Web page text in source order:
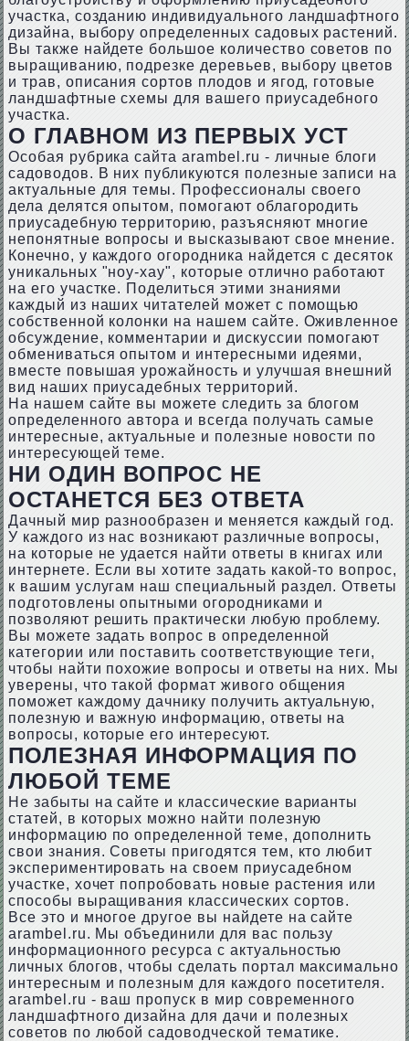
участка, созданию индивидуального ландшафтного
дизайна, выбору определенных садовых растений.
Вы также найдете большое количество советов по
выращиванию, подрезке деревьев, выбору цветов
и трав, описания сортов плодов и ягод, готовые
ландшафтные схемы для вашего приусадебного
участка.
О ГЛАВНОМ ИЗ ПЕРВЫХ УСТ
Особая рубрика сайта arambel.ru - личные блоги
садоводов. В них публикуются полезные записи на
актуальные для темы. Профессионалы своего
дела делятся опытом, помогают облагородить
приусадебную территорию, разъясняют многие
непонятные вопросы и высказывают свое мнение.
Конечно, у каждого огородника найдется с десяток
уникальных "ноу-хау", которые отлично работают
на его участке. Поделиться этими знаниями
каждый из наших читателей может с помощью
собственной колонки на нашем сайте. Оживленное
обсуждение, комментарии и дискуссии помогают
обмениваться опытом и интересными идеями,
вместе повышая урожайность и улучшая внешний
вид наших приусадебных территорий.
На нашем сайте вы можете следить за блогом
определенного автора и всегда получать самые
интересные, актуальные и полезные новости по
интересующей теме.
НИ ОДИН ВОПРОС НЕ
ОСТАНЕТСЯ БЕЗ ОТВЕТА
Дачный мир разнообразен и меняется каждый год.
У каждого из нас возникают различные вопросы,
на которые не удается найти ответы в книгах или
интернете. Если вы хотите задать какой-то вопрос,
к вашим услугам наш специальный раздел. Ответы
подготовлены опытными огородниками и
позволяют решить практически любую проблему.
Вы можете задать вопрос в определенной
категории или поставить соответствующие теги,
чтобы найти похожие вопросы и ответы на них. Мы
уверены, что такой формат живого общения
поможет каждому дачнику получить актуальную,
полезную и важную информацию, ответы на
вопросы, которые его интересуют.
ПОЛЕЗНАЯ ИНФОРМАЦИЯ ПО
ЛЮБОЙ ТЕМЕ
Не забыты на сайте и классические варианты
статей, в которых можно найти полезную
информацию по определенной теме, дополнить
свои знания. Советы пригодятся тем, кто любит
экспериментировать на своем приусадебном
участке, хочет попробовать новые растения или
способы выращивания классических сортов.
Все это и многое другое вы найдете на сайте
arambel.ru. Мы объединили для вас пользу
информационного ресурса с актуальностью
личных блогов, чтобы сделать портал максимально
интересным и полезным для каждого посетителя.
arambel.ru - ваш пропуск в мир современного
ландшафтного дизайна для дачи и полезных
советов по любой садоводческой тематике.